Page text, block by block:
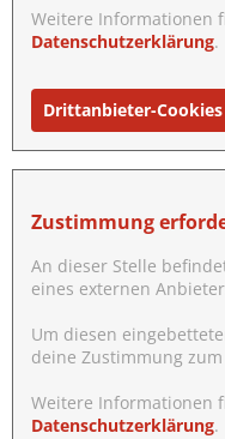
Weitere Informationen
Datenschutzerklärung.
Drittanbieter-
Zustimmung
An dieser Stelle
eines externen
Um diesen
deine Zustimmung
Weitere Informationen
Datenschutzerklärung.